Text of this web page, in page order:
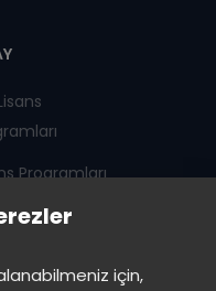
için,
Programları